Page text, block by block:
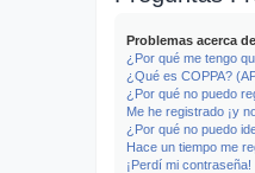
Problemas acerca
¿Por qué me tengo
¿Qué es COPPA?
¿Por qué no puedo
Me he registrado ¡y
¿Por qué no puedo
Hace un tiempo me
¡Perdí mi contraseña!